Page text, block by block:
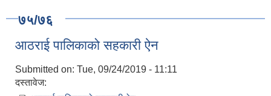
७५/७६
आठराई पालिकाको सहकारी ऐन
Submitted on: Tue, 09/24/2019 - 11:11
दस्तावेज: